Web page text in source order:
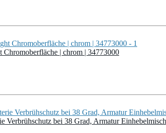
| chrom | 34773000
bei 38 Grad, Armatur